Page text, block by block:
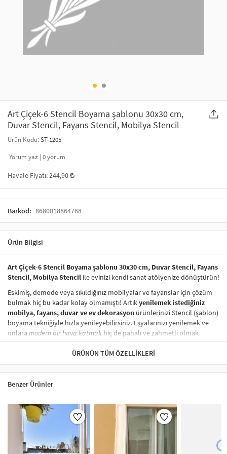
SAÇ AKSESUARLARI
GELİN / DÜĞÜN AKSESUARLARI
ŞAL VE FULAR
ODA KOKUSU VE MUM
PARTİ SÜSLERİ
YILBAŞI ÜRÜNLERİ
Art Çiçek-6 Stencil Boyama şablonu 30x30 cm,
Duvar Stencil, Fayans Stencil, Mobilya Stencil
Ürün Kodu:ST-1205
Yorum yaz | 0yorum
Havale Fiyatı:244,90
Barkod: 8680018864768
Ürün Bilgisi
Art Çiçek-6 Stencil Boyama şablonu 30x30 cm, Duvar Stencil, Fayans
Stencil, Mobilya Stencil ile evinizi kendi sanat atölyenize dönüştürün!
Eskimiş, demode veya sıkıldığınız mobilyalar ve fayanslar için çözüm
bulmak hiç bu kadar kolay olmamıştı! Artıkyenilemek istediğiniz
mobilya, fayans, duvar ve ev dekorasyon ürünlerinizi Stencil (şablon)
boyama tekniğiyle hızla yenileyebilirsiniz. Eşyalarınızı yenilemek ve
onlara modern bir hava katmak hiç de pahalı ve zahmetli olmak
zorunda değil! Stencil şablonları, dilediğiniz her yüzeye pratik bir
desen uygulamanızısağlar ve mobilyalarınızın, duvarlarınızın,
kumaşlarınızın görünümünü anında değiştirebilir.
Çocuğunuzun dolabına, mutfak fayanslarına,
kumaşlara bile bant yardımıyla sabitleyip, istediğiniz renklerle
boyama yapabilirsiniz. Evinizi,kişisel zevkinizle özelleştirebilir, stencil
boyama seti ile yaratıcı projeler gerçekleştirebilirsiniz.El işi ve ev
dekorasyonu
sevenler için stencil, kolayca uygulanabilecek eğlenceli
ve etkili bir aktivitedir.
Stencil Boyamatekniği, her türlü yüzeyde rahatlıkla kullanılabilir.
ÜRÜNÜN TÜM ÖZELLIKLERI
Benzer Ürünler